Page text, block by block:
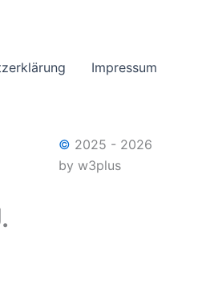
Impressum
© 2025 - 2026
by w3plus